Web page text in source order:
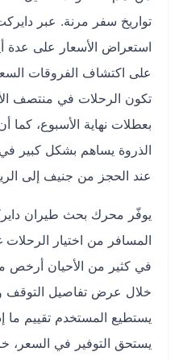
تواريخ سفر مرنة. عبر دايركت،
استعراض الأسعار على عدة أيام
على اكتشاف الفروقات السعرية
تكون الرحلات في منتصف الأسبوع
بعطلات نهاية الأسبوع، كما أن
الذروة يساهم بشكل كبير في
عند الحجز من جنيف إلى الرياض.
يوفّر محرك بحث طيران دايركت
المسافر من اختيار الرحلات غير
في كثير من الأحيان أرخص من
خلال عرض تفاصيل التوقف ومدته
يستطيع المستخدم تقييم ما إذا
يستحق التوفير في السعر، خاصة